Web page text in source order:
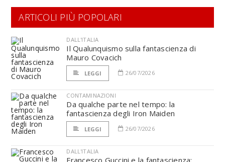
ARTICOLI PIÙ POPOLARI
DALL'ITALIA
Il Qualunquismo sulla fantascienza di
Mauro Covacich
LEGGI 26/07/2026
CONTAMINAZIONI
Da qualche parte nel tempo: la
fantascienza degli Iron Maiden
LEGGI 26/07/2026
DALL'ITALIA
Francesco Guccini e la fantascienza: